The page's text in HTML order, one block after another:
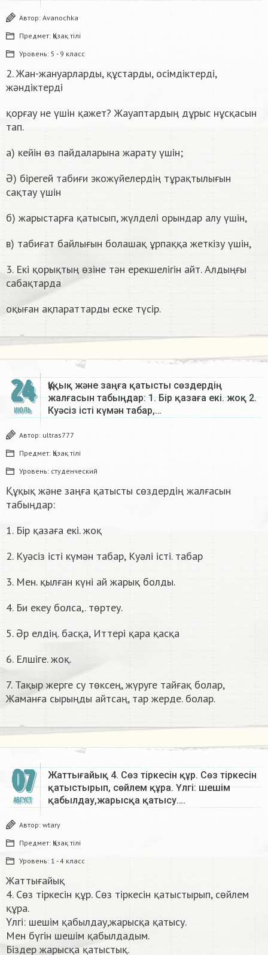
Автор: Avanochka
Предмет: Қазақ тiлi
Уровень: 5 - 9 класс
2. Жан-жануарларды, құстарды, осімдіктерді,
жәндіктерді
қорғау не үшін қажет? Жауаптардың дұрыс нұсқасын
тап.
а) кейін өз пайдаларына жарату үшін;
Ә) бірегей табиғи экожүйелердің тұрақтылығын
сақтау үшін
б) жарыстарға қатысып, жүлделі орындар алу үшін,
в) табиғат байлығын болашақ ұрпаққа жеткізу үшін,
3. Екі қорықтың өзіне тән ерекшелігін айт. Алдыңғы
сабақтарда
оқыған ақпараттарды еске түсір.
24
ИЮЛЬ
Құқық және заңға қатысты сөздердің
жалғасын табыңдар: 1. Бір қазаға екі. жоқ 2.
Куәсіз істі күмән табар,…
Автор: ultras777
Предмет: Қазақ тiлi
Уровень: студенческий
Құқық және заңға қатысты сөздердің жалғасын
табыңдар:
1. Бір қазаға екі. жоқ
2. Куәсіз істі күмән табар, Куәлі істі. табар
3. Мен. қылған күні ай жарық болды.
4. Би екеу болса,. төртеу.
5. Әр елдің. басқа, Иттері қара қасқа
6. Елшіге. жоқ.
7. Тақыр жерге су төксең, жүруге тайғақ болар,
Жаманға сырыңды айтсаң, тар жерде. болар.
07
АВГУСТ
Жаттығайық 4. Сөз тіркесін құр. Сөз тіркесін
қатыстырып, сөйлем құра. Үлгі: шешім
қабылдау,жарысқа қатысу….
Автор: wtary
Предмет: Қазақ тiлi
Уровень: 1 - 4 класс
Жаттығайық
4. Сөз тіркесін құр. Сөз тіркесін қатыстырып, сөйлем
құра.
Үлгі: шешім қабылдау,жарысқа қатысу.
Мен бүгін шешім қабылдадым.
Біздер жарысқа қатыстық.​